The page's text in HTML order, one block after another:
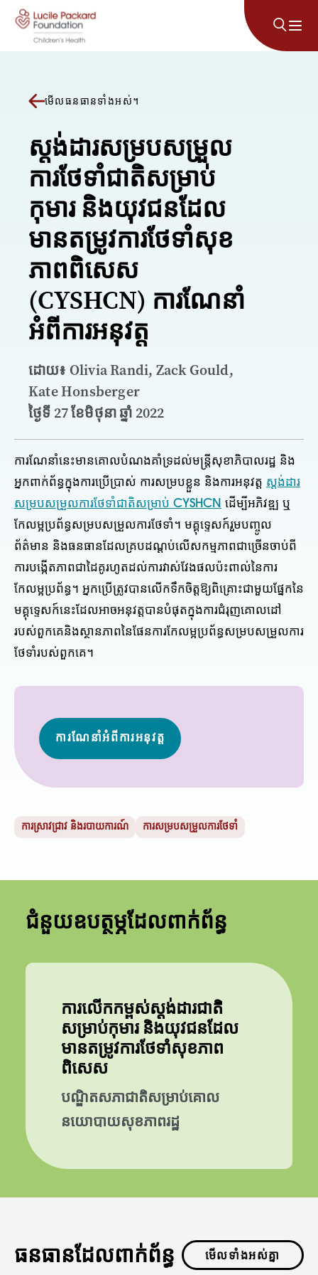
រំលងទៅមាតិកា
មើលធនធានទាំងអស់។
ស្តង់ដារសម្របសម្រួល
ការថែទាំជាតិសម្រាប់
កុមារ និងយុវជនដែល
មានតម្រូវការថែទាំសុខ
ភាពពិសេស
(CYSHCN) ការណែនាំ
អំពីការអនុវត្ត
ដោយ៖ Olivia Randi, Zack Gould,
Kate Honsberger
ថ្ងៃទី 27 ខែមិថុនា ឆ្នាំ 2022
ការណែនាំនេះមានគោលបំណងគាំទ្រដល់មន្ត្រីសុខាភិបាលរដ្ឋ និង
អ្នកពាក់ព័ន្ធក្នុងការប្រើប្រាស់ ការសម្របខ្លួន និងការអនុវត្ត ស្តង់ដារ
សម្របសម្រួលការថែទាំជាតិសម្រាប់ CYSHCN ដើម្បីអភិវឌ្ឍ ឬ
កែលម្អប្រព័ន្ធសម្របសម្រួលការថែទាំ។ មគ្គុទ្ទេសក៍រួមបញ្ចូល
ព័ត៌មាន និងធនធានដែលគ្របដណ្តប់លើសកម្មភាពជាច្រើនចាប់ពី
ការបង្កើតភាពជាដៃគូរហូតដល់ការវាស់វែងផលប៉ះពាល់នៃការ
កែលម្អប្រព័ន្ធ។ អ្នក​ប្រើ​ត្រូវ​បាន​លើក​ទឹក​ចិត្ត​ឱ្យ​ពិគ្រោះ​ជាមួយ​ផ្នែក​នៃ​
មគ្គុទ្ទេសក៍​នេះ​ដែល​អាច​អនុវត្ត​បាន​បំផុត​ក្នុង​ការ​ជំរុញ​គោល​ដៅ​
របស់​ពួក​គេ​និង​ស្ថានភាព​នៃ​ផែនការ​កែ​លម្អ​ប្រព័ន្ធ​សម្រប​សម្រួល​ការ​
ថែទាំ​របស់​ពួក​គេ។
ការណែនាំអំពីការអនុវត្ត
ការស្រាវជ្រាវ និងរបាយការណ៍ ការសម្របសម្រួលការថែទាំ
ជំនួយឧបត្ថម្ភដែលពាក់ព័ន្ធ
ការលើកកម្ពស់ស្តង់ដារជាតិ
សម្រាប់កុមារ និងយុវជនដែល
មានតម្រូវការថែទាំសុខភាព
ពិសេស
បណ្ឌិតសភាជាតិសម្រាប់គោល
នយោបាយសុខភាពរដ្ឋ
ធនធានដែលពាក់ព័ន្ធ មើលទាំងអស់គ្នា